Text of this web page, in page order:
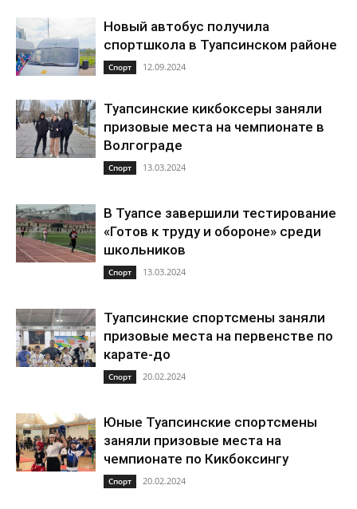
Новый автобус получила
спортшкола в Туапсинском районе
Спорт 12.09.2024
Туапсинские кикбоксеры заняли
призовые места на чемпионате в
Волгограде
Спорт 13.03.2024
В Туапсе завершили тестирование
«Готов к труду и обороне» среди
школьников
Спорт 13.03.2024
Туапсинские спортсмены заняли
призовые места на первенстве по
карате-до
Спорт 20.02.2024
Юные Туапсинские спортсмены
заняли призовые места на
чемпионате по Кикбоксингу
Спорт 20.02.2024